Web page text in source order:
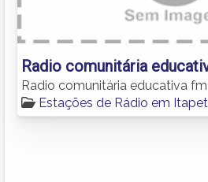
Radio comunitária
Radio comunitária educativa fm
Estações de Rádio em